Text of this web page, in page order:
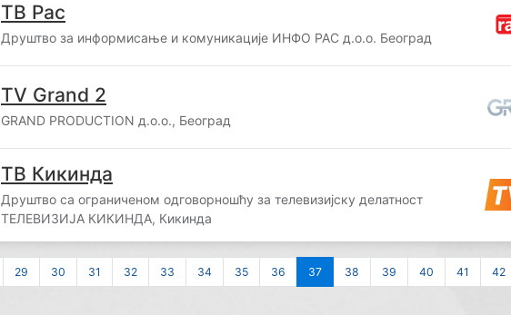
ТВ Рас
Друштво за информисање и комуникације ИНФО РАС д.о.о. Београд
TV Grand 2
GRAND PRODUCTION д.о.о., Београд
ТВ Кикинда
Друштво са ограниченом одговорношћу за телевизијску делатност
ТЕЛЕВИЗИЈА КИКИНДА, Кикинда
29 30 31 32 33 34 35 36 37 38 39 40 41 42